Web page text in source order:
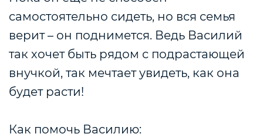
самостоятельно сидеть, но вся семья
верит – он поднимется. Ведь Василий
так хочет быть рядом с подрастающей
внучкой, так мечтает увидеть, как она
будет расти!
Как помочь Василию: